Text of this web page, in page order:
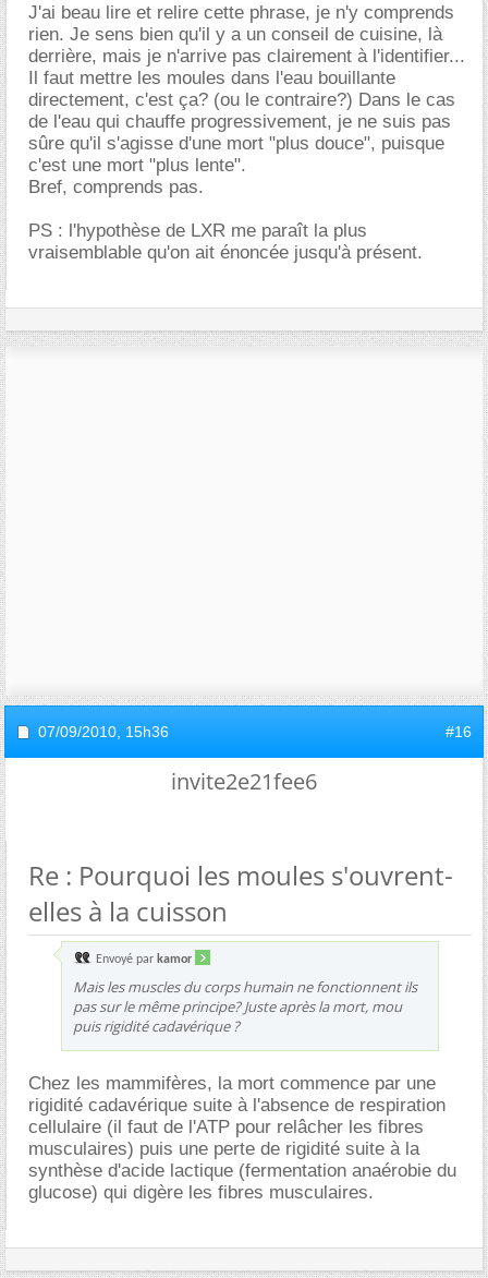
J'ai beau lire et relire cette phrase, je n'y comprends
rien. Je sens bien qu'il y a un conseil de cuisine, là
derrière, mais je n'arrive pas clairement à l'identifier...
Il faut mettre les moules dans l'eau bouillante
directement, c'est ça? (ou le contraire?) Dans le cas
de l'eau qui chauffe progressivement, je ne suis pas
sûre qu'il s'agisse d'une mort "plus douce", puisque
c'est une mort "plus lente".
Bref, comprends pas.
PS : l'hypothèse de LXR me paraît la plus
vraisemblable qu'on ait énoncée jusqu'à présent.
07/09/2010, 15h36 #16
invite2e21fee6
Re : Pourquoi les moules s'ouvrent-
elles à la cuisson
Envoyé par kamor
Mais les muscles du corps humain ne fonctionnent ils
pas sur le même principe? Juste après la mort, mou
puis rigidité cadavérique ?
Chez les mammifères, la mort commence par une
rigidité cadavérique suite à l'absence de respiration
cellulaire (il faut de l'ATP pour relâcher les fibres
musculaires) puis une perte de rigidité suite à la
synthèse d'acide lactique (fermentation anaérobie du
glucose) qui digère les fibres musculaires.